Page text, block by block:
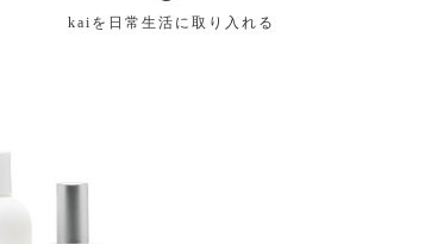
kaiを日常生活に取り入れる